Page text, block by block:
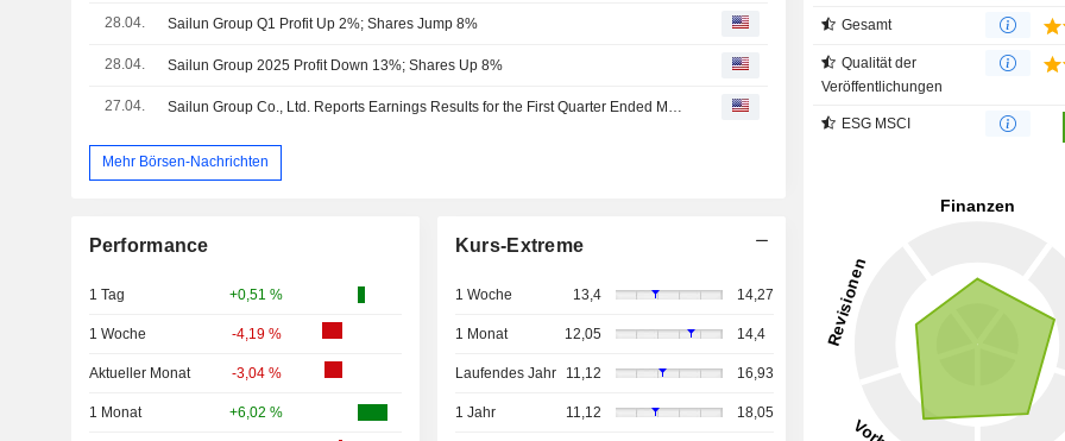
28.04. Sailun Group Q1 Profit Up 2%; Shares Jump 8%
28.04. Sailun Group 2025 Profit Down 13%; Shares Up 8%
27.04.
Mehr Börsen-Nachrichten
Performance
1 Tag +0,51 %
1 Woche -4,19 %
Aktueller Monat -3,04 %
1 Monat +6,02 %
Kurs-Extreme
1 Woche 13,4 14,27
1 Monat 12,05 14,4
Laufendes Jahr 11,12 16,93
1 Jahr 11,12 18,05
Gesamt
Qualität der
Veröffentlichungen
ESG MSCI